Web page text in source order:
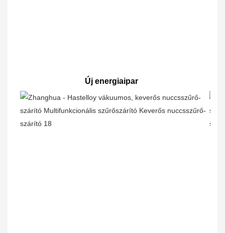
Új energiaipar